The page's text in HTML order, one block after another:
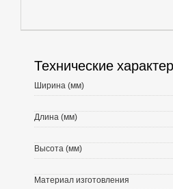
Технические
Ширина (мм)
Длина (мм)
Высота (мм)
Материал изготовления